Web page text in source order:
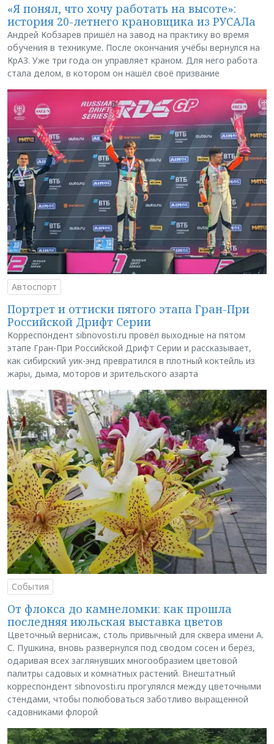
«Я понял, что хочу работать на высоте»:
история 20-летнего крановщика из РУСАЛа
Андрей Кобзарев пришёл на завод на практику во время
обучения в техникуме. После окончания учёбы вернулся на
КрАЗ. Уже три года он управляет краном. Для него работа
стала делом, в котором он нашёл своё призвание
Автоспорт
Портрет и оттиски пятого этапа Гран-При
Российской Дрифт Серии
Корреспондент sibnovosti.ru провёл выходные на пятом
этапе Гран-При Российской Дрифт Серии и рассказывает,
как сибирский уик-энд превратился в плотный коктейль из
жары, дыма, моторов и зрительского азарта
События
От флокса до камнеломки: как прошла
последняя июльская выставка цветов
Цветочный вернисаж, столь привычный для сквера имени А.
С. Пушкина, вновь развернулся под сводом сосен и берёз,
одаривая всех заглянувших многообразием цветовой
палитры садовых и комнатных растений. Внештатный
корреспондент sibnovosti.ru прогулялся между цветочными
стендами, чтобы полюбоваться заботливо выращенной
садовниками флорой